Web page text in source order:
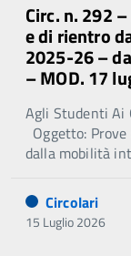
Circ. n. 292
e di rientro
2025-26 –
– MOD. 17
Agli Studenti Ai
Oggetto:
dalla mobilità
Circolari
15 Luglio 2026